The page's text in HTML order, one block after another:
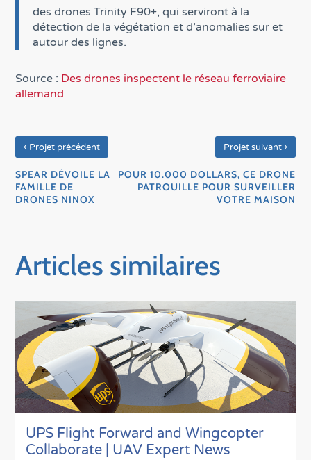
des drones Trinity F90+, qui serviront à la
détection de la végétation et d’anomalies sur et
autour des lignes.
Source : Des drones inspectent le réseau ferroviaire
allemand
‹ Projet précédent
SPEAR DÉVOILE LA
FAMILLE DE
DRONES NINOX
Projet suivant ›
POUR 10.000 DOLLARS, CE DRONE
PATROUILLE POUR SURVEILLER
VOTRE MAISON
Articles similaires
UPS Flight Forward and Wingcopter
Collaborate | UAV Expert News